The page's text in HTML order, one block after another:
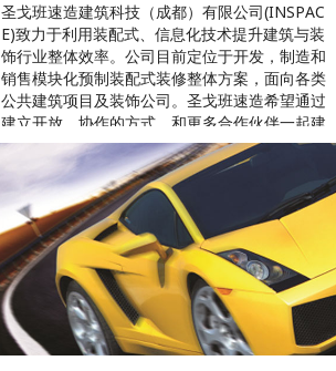
圣戈班速造建筑科技（成都）有限公司(INSPAC
E)致力于利用装配式、信息化技术提升建筑与装
饰行业整体效率。公司目前定位于开发，制造和
销售模块化预制装配式装修整体方案，面向各类
公共建筑项目及装饰公司。圣戈班速造希望通过
建立开放、协作的方式，和更多合作伙伴一起建
立“装配式技术”生态圈。